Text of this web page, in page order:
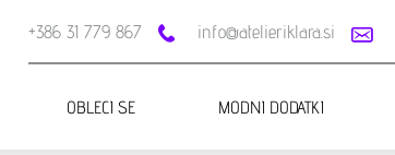
+386 31 779 867 info@atelieriklara.si
OBLECI SE MODNI DODATKI